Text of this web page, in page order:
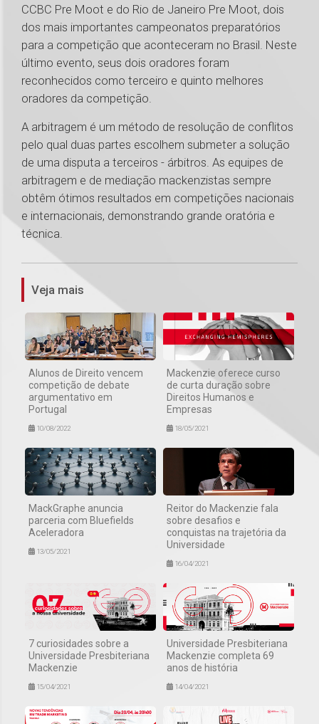
CCBC Pre Moot e do Rio de Janeiro Pre Moot, dois
dos mais importantes campeonatos preparatórios
para a competição que aconteceram no Brasil. Neste
último evento, seus dois oradores foram
reconhecidos como terceiro e quinto melhores
oradores da competição.
A arbitragem é um método de resolução de conflitos
pelo qual duas partes escolhem submeter a solução
de uma disputa a terceiros - árbitros. As equipes de
arbitragem e de mediação mackenzistas sempre
obtêm ótimos resultados em competições nacionais
e internacionais, demonstrando grande oratória e
técnica.
Veja mais
Alunos de Direito vencem
competição de debate
argumentativo em
Portugal
10/08/2022
Mackenzie oferece curso
de curta duração sobre
Direitos Humanos e
Empresas
18/05/2021
MackGraphe anuncia
parceria com Bluefields
Aceleradora
13/05/2021
Reitor do Mackenzie fala
sobre desafios e
conquistas na trajetória da
Universidade
16/04/2021
7 curiosidades sobre a
Universidade Presbiteriana
Mackenzie
15/04/2021
Universidade Presbiteriana
Mackenzie completa 69
anos de história
14/04/2021